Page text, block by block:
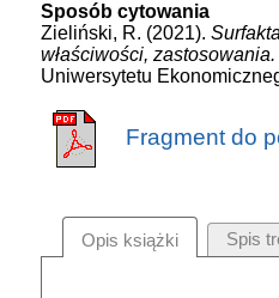
Sposób cytowania
Zieliński, R. (2021).
właściwości, zastosowania.
Uniwersytetu
Fragment do
Opis książki Spis